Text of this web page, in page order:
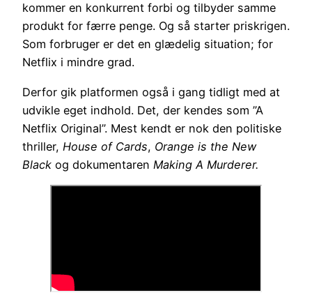
kommer en konkurrent forbi og tilbyder samme
produkt for færre penge. Og så starter priskrigen.
Som forbruger er det en glædelig situation; for
Netflix i mindre grad.
Derfor gik platformen også i gang tidligt med at
udvikle eget indhold. Det, der kendes som ”A
Netflix Original”. Mest kendt er nok den politiske
thriller, House of Cards, Orange is the New
Black og dokumentaren Making A Murderer.